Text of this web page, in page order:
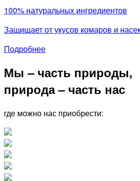
100% натуральных ингредиентов
Защищает от укусов комаров и
Подробнее
Мы – часть природы,
природа – часть нас
где можно нас приобрести: